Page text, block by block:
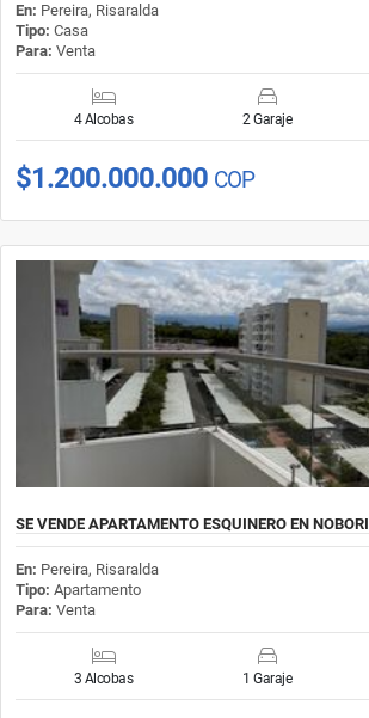
En: Pereira, Risaralda
Tipo: Casa
Para: Venta
4 Alcobas 2 Garaje
$1.200.000.000 COP
SE VENDE APARTAMENTO ESQUINERO EN NOBORI
En: Pereira, Risaralda
Tipo: Apartamento
Para: Venta
3 Alcobas 1 Garaje